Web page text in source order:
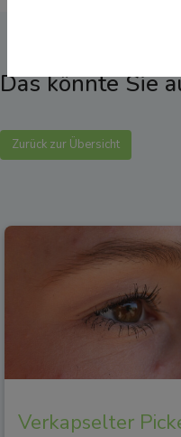
Das könnte Sie
Zurück zur Übersicht
Verkapselter